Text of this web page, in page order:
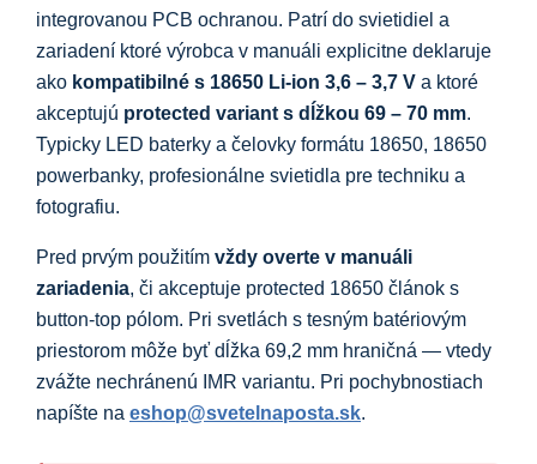
integrovanou PCB ochranou. Patrí do svietidiel a
zariadení ktoré výrobca v manuáli explicitne deklaruje
ako kompatibilné s 18650 Li-ion 3,6 – 3,7 V a ktoré
akceptujú protected variant s dĺžkou 69 – 70 mm.
Typicky LED baterky a čelovky formátu 18650, 18650
powerbanky, profesionálne svietidla pre techniku a
fotografiu.
Pred prvým použitím vždy overte v manuáli
zariadenia, či akceptuje protected 18650 článok s
button-top pólom. Pri svetlách s tesným batériovým
priestorom môže byť dĺžka 69,2 mm hraničná — vtedy
zvážte nechránenú IMR variantu. Pri pochybnostiach
napíšte na eshop@svetelnaposta.sk.